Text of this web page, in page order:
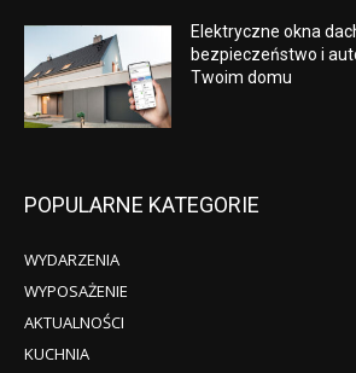
Elektryczne okna
bezpieczeństwo i
Twoim domu
POPULARNE KATEGORIE
WYDARZENIA
WYPOSAŻENIE
AKTUALNOŚCI
KUCHNIA